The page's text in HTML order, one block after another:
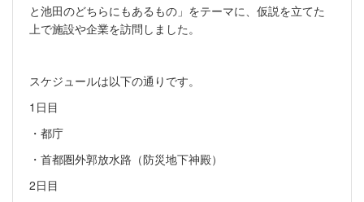
と池田のどちらにもあるもの」をテーマに、仮説を立てた
上で施設や企業を訪問しました。
スケジュールは以下の通りです。
1日目
・都庁
・首都圏外郭放水路（防災地下神殿）
2日目